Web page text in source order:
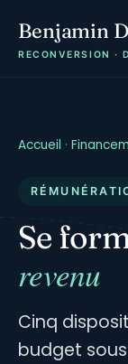
Benjamin
RECONVERSION ·
Accueil ·
Se
revenu
Cinq
budget